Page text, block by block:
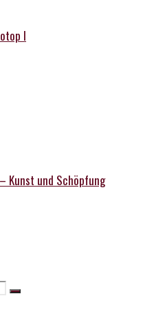
I
Kunst und Schöpfung
Search